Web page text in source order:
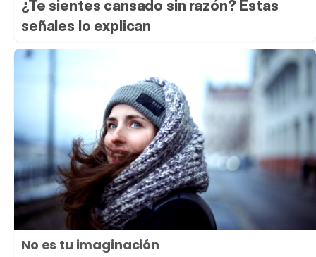
¿Te sientes cansado sin razón? Estas
señales lo explican
No es tu imaginación